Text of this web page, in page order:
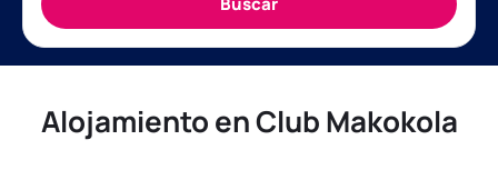
Alojamiento en Club Makokola